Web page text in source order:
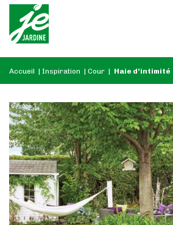
Accueil | Inspiration | Cour | Haie d’intimité